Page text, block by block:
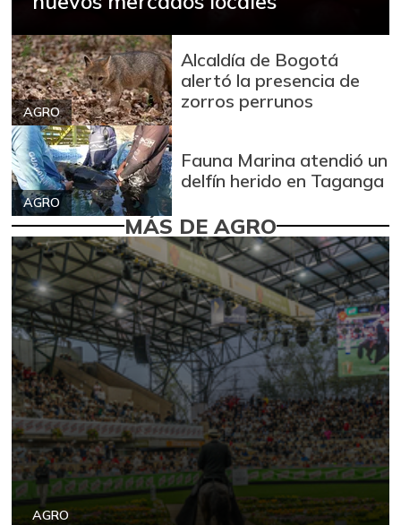
AGRO
Alcaldía de Bogotá
alertó la presencia de
zorros perrunos
AGRO
Fauna Marina atendió un
delfín herido en Taganga
MÁS DE AGRO
AGRO